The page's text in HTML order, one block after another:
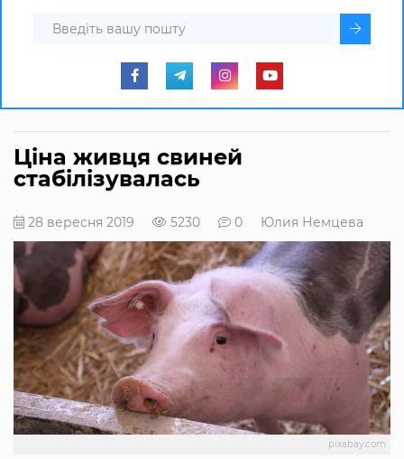
Ціна живця свиней
стабілізувалась
28 вересня 2019 5230 0 Юлия Немцева
pixabay.com